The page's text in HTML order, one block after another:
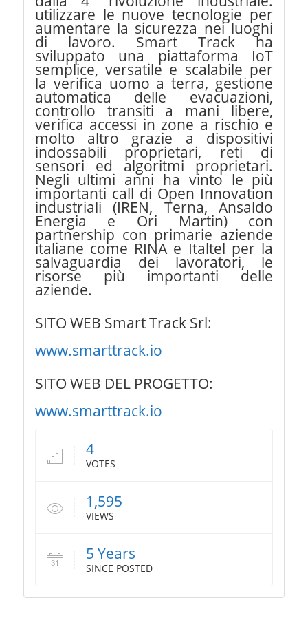
utilizzare le nuove tecnologie per
aumentare la sicurezza nei luoghi
di lavoro. Smart Track ha
sviluppato una piattaforma IoT
semplice, versatile e scalabile per
la verifica uomo a terra, gestione
automatica delle evacuazioni,
controllo transiti a mani libere,
verifica accessi in zone a rischio e
molto altro grazie a dispositivi
indossabili proprietari, reti di
sensori ed algoritmi proprietari.
Negli ultimi anni ha vinto le più
importanti call di Open Innovation
industriali (IREN, Terna, Ansaldo
Energia e Ori Martin) con
partnership con primarie aziende
italiane come RINA e Italtel per la
salvaguardia dei lavoratori, le
risorse più importanti delle
aziende.
SITO WEB Smart Track Srl:
www.smarttrack.io
SITO WEB DEL PROGETTO:
www.smarttrack.io
4
VOTES
1,595
VIEWS
5 Years
SINCE POSTED